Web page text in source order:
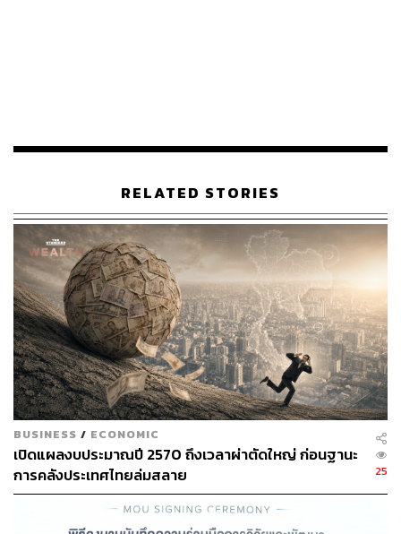
FDI ไหลเข้ามาสูง เพราะประเทศยังไม่สามารถผลิตเองได้
สามารถในการแข่งขันด้านการส่งออก ทำให้ไทยผลิตสินค้า
ได้มากขึ้น และก้าวเข้าสู่อุตสาหกรรมใหม่ได้จริง นั่นจะกลาย
เป็น Growth Story ของเศรษฐกิจไทยในระยะยาว” ดร.สันติ
ธารกล่าว
เปิด 3 สาเหตุบัญชีเดินสะพัดติดลบ
สำหรับสาเหตุที่บัญชีเดินสะพัดติดลบในปัจจุบัน ดร.สันติธาร
ระบุว่ามาจาก 3 ปัจจัยด้วยกัน ดังนี้
1) ราคาพลังงานที่ปรับตัวสูงขึ้น เนื่องจากไทยเป็นประเทศ
ผู้นำเข้าพลังงานสุทธิ (Net importer) ถือเป็นจุดเปราะบางของ
เศรษฐกิจในประเทศ ซึ่งเป็นสาเหตุสำคัญที่รัฐบาลมุ่งมั่นผลัก
ดันให้เกิดการเปลี่ยนผ่านพลังงาน
RELATED STORIES
BUSINESS / ECONOMIC
เปิดแผลงบประมาณปี 2570 ถึงเวลาผ่าตัดใหญ่ ก่อนฐานะ
การคลังประเทศไทยล่มสลาย
25